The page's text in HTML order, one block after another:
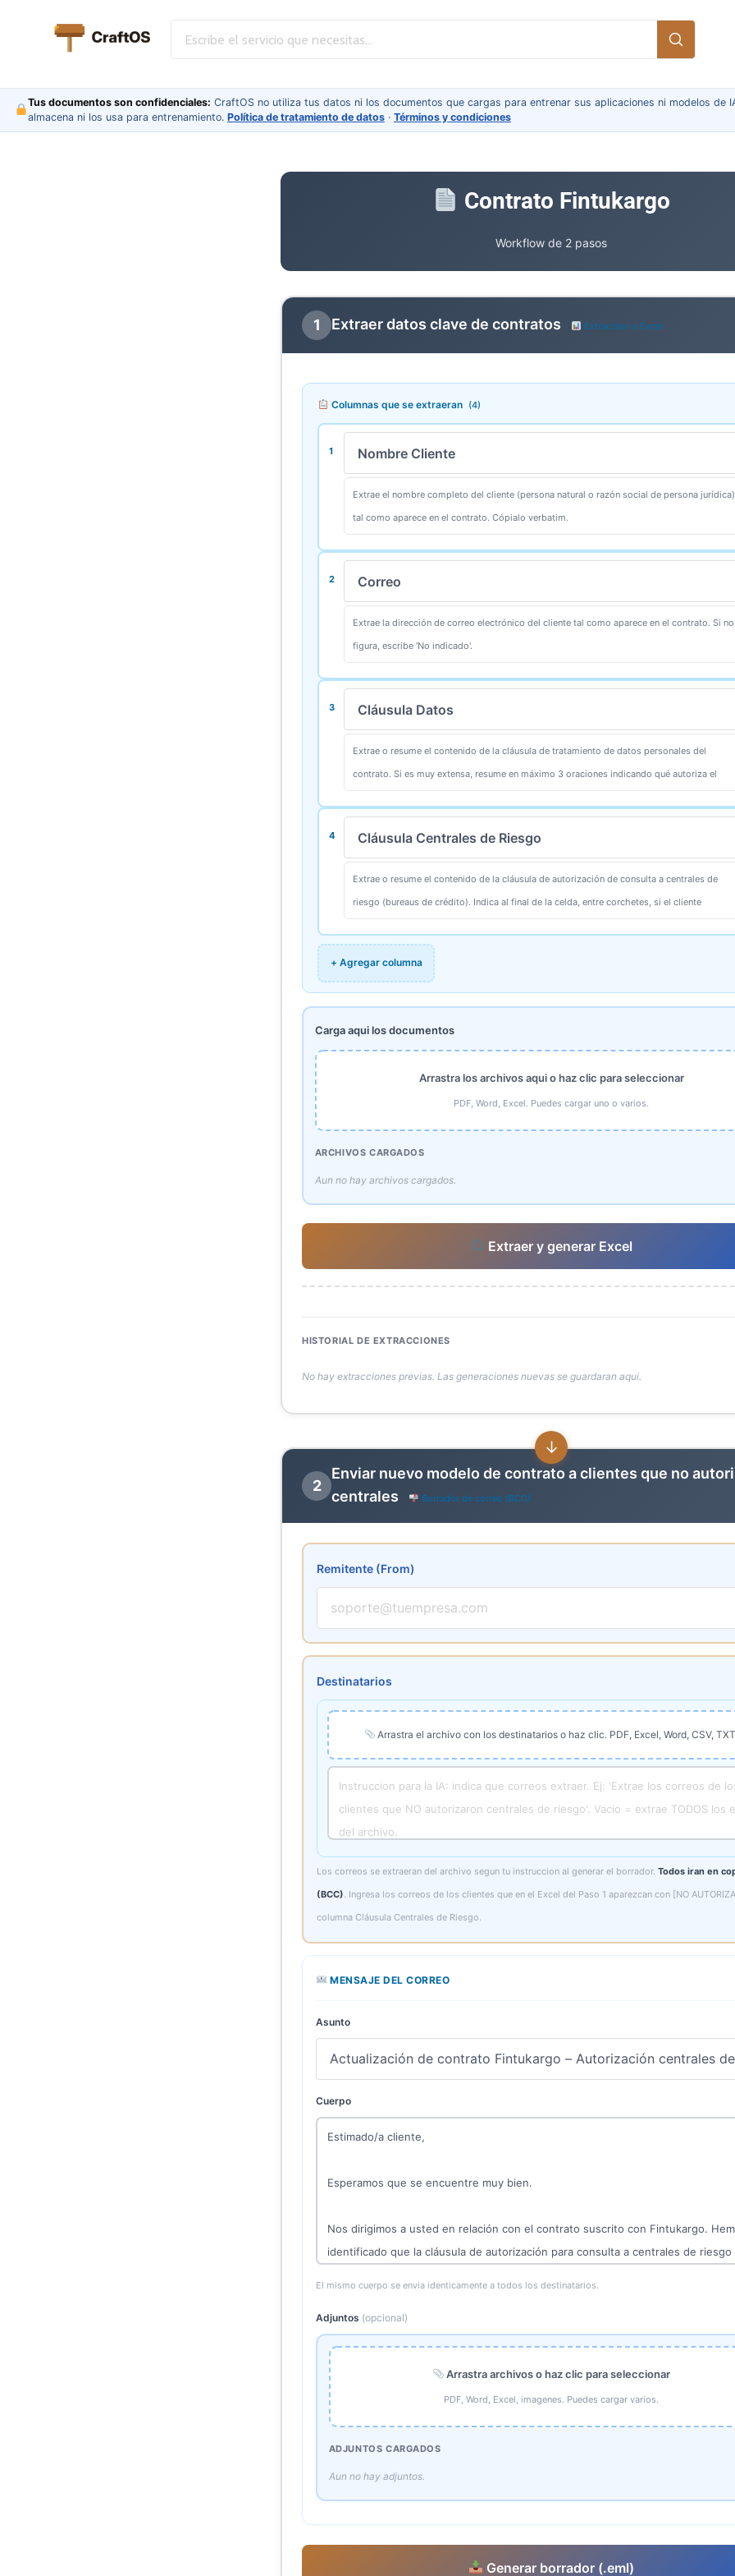
Tus documentos son confidenciales: CraftOS no utiliza tus datos ni los documentos que cargas para entrenar sus aplicaciones ni modelos de
almacena ni los usa para entrenamiento. Política de tratamiento de datos· Términos y condiciones
Contrato Fintukargo
Workflow de 2 pasos
1 Extraer datos clave de contratos Extraccion a Excel
Columnas que se extraeran (4)
1
2
3
4
+ Agregar columna
Carga aqui los documentos
Arrastra los archivos aqui o haz clic para seleccionar
PDF, Word, Excel. Puedes cargar uno o varios.
ARCHIVOS CARGADOS
Aun no hay archivos cargados.
Extraer y generar Excel
HISTORIAL DE EXTRACCIONES
No hay extracciones previas. Las generaciones nuevas se guardaran aqui.
↓
2
Enviar nuevo modelo de contrato a clientes que no
centrales
Borrador de correo (BCC)
Remitente (From)
Destinatarios
Arrastra el archivo con los destinatarios o haz clic. PDF, Excel, Word, CSV,
Los correos se extraeran del archivo segun tu instruccion al generar el borrador. Todos iran en
(BCC) . Ingresa los correos de los clientes que en el Excel del Paso 1 aparezcan con [NO
columna Cláusula Centrales de Riesgo.
MENSAJE DEL CORREO
Asunto
Cuerpo
El mismo cuerpo se envia identicamente a todos los destinatarios.
Adjuntos (opcional)
Arrastra archivos o haz clic para seleccionar
PDF, Word, Excel, imagenes. Puedes cargar varios.
ADJUNTOS CARGADOS
Aun no hay adjuntos.
Generar borrador (.eml)